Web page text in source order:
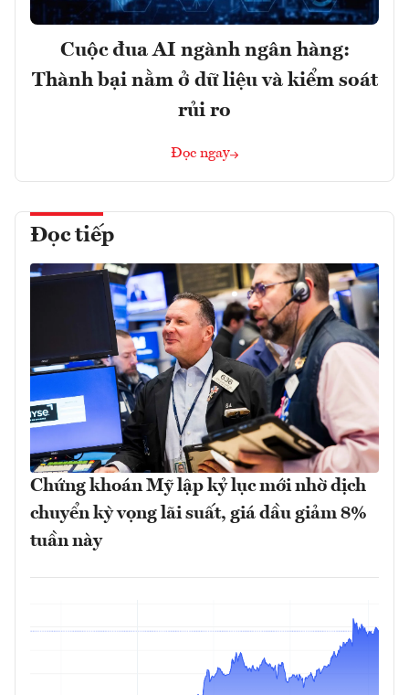
Cuộc đua AI ngành ngân hàng:
Thành bại nằm ở dữ liệu và kiểm soát
rủi ro
Đọc ngay
Đọc tiếp
Chứng khoán Mỹ lập kỷ lục mới nhờ dịch
chuyển kỳ vọng lãi suất, giá dầu giảm 8%
tuần này